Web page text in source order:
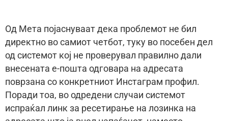
Од Мета појаснуваат дека проблемот не бил
директно во самиот четбот, туку во посебен дел
од системот кој не проверувал правилно дали
внесената е-пошта одговара на адресата
поврзана со конкретниот Инстаграм профил.
Поради тоа, во одредени случаи системот
испраќал линк за ресетирање на лозинка на